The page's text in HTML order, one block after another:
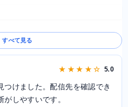
すべて見る
★ ★ ★ ★ ☆ 5.0
つけました。配信先を確認でき
しやすいです。